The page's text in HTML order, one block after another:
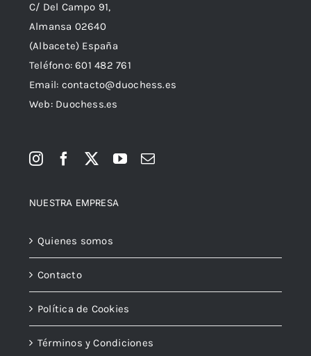
C/ Del Campo 91,
Almansa 02640
(Albacete) España
Teléfono:601 482 761
Email: contacto@duochess.es
Web: Duochess.es
NUESTRA EMPRESA
Quienes somos
Contacto
Política de Cookies
Términos y Condiciones